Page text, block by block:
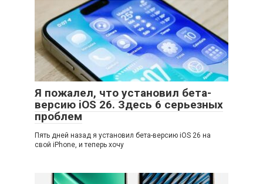
Я пожалел, что установил бета-
версию iOS 26. Здесь 6 серьезных
проблем
Пять дней назад я установил бета-версию iOS 26 на
свой iPhone, и теперь хочу